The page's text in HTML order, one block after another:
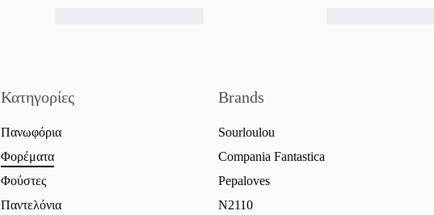
Κατηγορίες
Πανωφόρια
Φορέματα
Φούστες
Παντελόνια
Brands
Sourloulou
Compania Fantastica
Pepaloves
N2110